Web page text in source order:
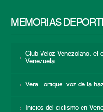
MEMORIAS
Club Veloz Venezolano: el
Venezuela
Vera Fortique: voz de la
Inicios del ciclismo en